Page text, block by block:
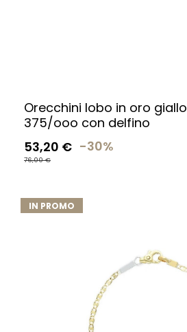
Orecchini lobo in oro giallo
375/ooo con delfino
53,20 € -30%
76,00 €
IN PROMO